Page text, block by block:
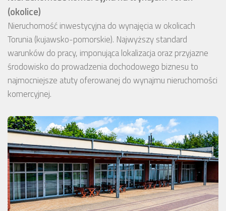
(okolice)
Nieruchomość inwestycyjna do wynajęcia w okolicach
Torunia (kujawsko-pomorskie). Najwyższy standard
warunków do pracy, imponująca lokalizacja oraz przyjazne
środowisko do prowadzenia dochodowego biznesu to
najmocniejsze atuty oferowanej do wynajmu nieruchomości
komercyjnej.